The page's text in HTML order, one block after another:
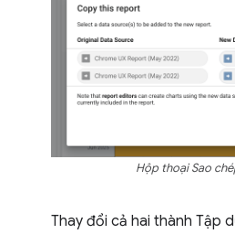
Hộp thoại Sao
Thay đổi cả hai thành Tập